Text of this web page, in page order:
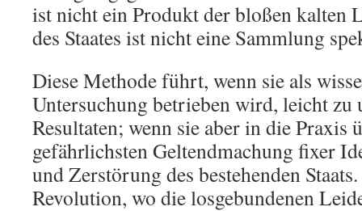
ist nicht ein Produkt der bloßen kalten
des Staates ist nicht eine Sammlung
Diese Methode führt, wenn sie als
Untersuchung betrieben wird, leicht zu
Resultaten; wenn sie aber in die Praxis
gefährlichsten Geltendmachung fixer
und Zerstörung des bestehenden
Revolution, wo die losgebundenen